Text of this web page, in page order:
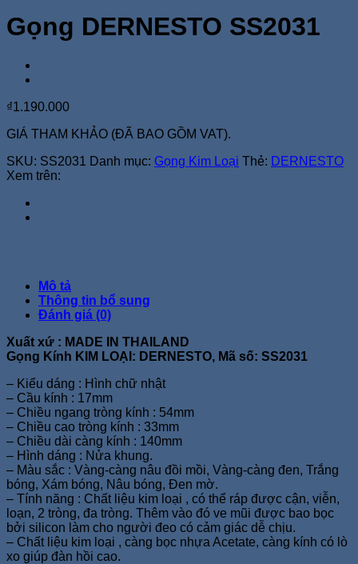
Gọng DERNESTO SS2031
₫1.190.000
GIÁ THAM KHẢO (ĐÃ BAO GỒM VAT).
SKU: SS2031 Danh mục: Gọng Kim Loại Thẻ: DERNESTO
Xem trên:
Mô tả
Thông tin bổ sung
Đánh giá (0)
Xuất xứ : MADE IN THAILAND
Gọng Kính KIM LOẠI: DERNESTO, Mã số: SS2031
– Kiểu dáng : Hình chữ nhật
– Cầu kính : 17mm
– Chiều ngang tròng kính : 54mm
– Chiều cao tròng kính : 33mm
– Chiều dài càng kính : 140mm
– Hình dáng : Nửa khung.
– Màu sắc : Vàng-càng nâu đồi mồi, Vàng-càng đen, Trắng
bóng, Xám bóng, Nâu bóng, Đen mờ.
– Tính năng : Chất liệu kim loại , có thể ráp được cận, viễn,
loạn, 2 tròng, đa tròng. Thêm vào đó ve mũi được bao bọc
bởi silicon làm cho người đeo có cảm giác dễ chịu.
– Chất liệu kim loại , càng bọc nhựa Acetate, càng kính có lò
xo giúp đàn hồi cao.